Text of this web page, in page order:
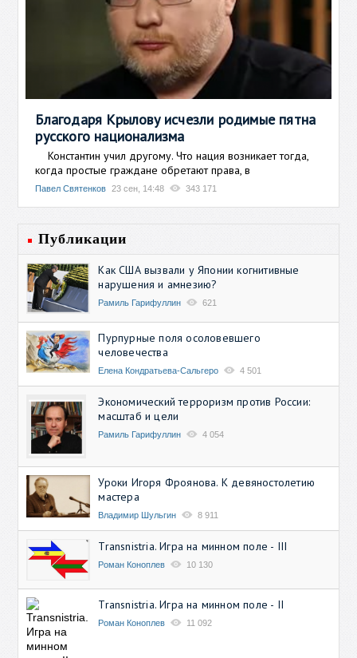
Благодаря Крылову исчезли родимые пятна
русского национализма
Константин учил другому. Что нация возникает тогда,
когда простые граждане обретают права, в
Павел Святенков 23 сен, 14:48 343 171
Публикации
Как США вызвали у Японии когнитивные
нарушения и амнезию?
Рамиль Гарифуллин 621
Пурпурные поля осоловевшего
человечества
Елена Кондратьева-Сальгеро 4 501
Экономический терроризм против России:
масштаб и цели
Рамиль Гарифуллин 4 054
Уроки Игоря Фроянова. К девяностолетию
мастера
Владимир Шульгин 8 911
Transnistria. Игра на минном поле - III
Роман Коноплев 10 130
Transnistria. Игра на минном поле - II
Роман Коноплев 11 092